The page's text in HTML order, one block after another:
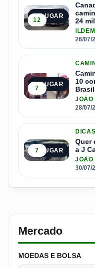
3º LUGAR
12
24
26/07/
4º LUGAR
7
10
Brasil
JOÃO
28/07/
5º LUGAR
7
Quer
a J
JOÃO
30/07/
Mercado
MOEDAS E BOLSA